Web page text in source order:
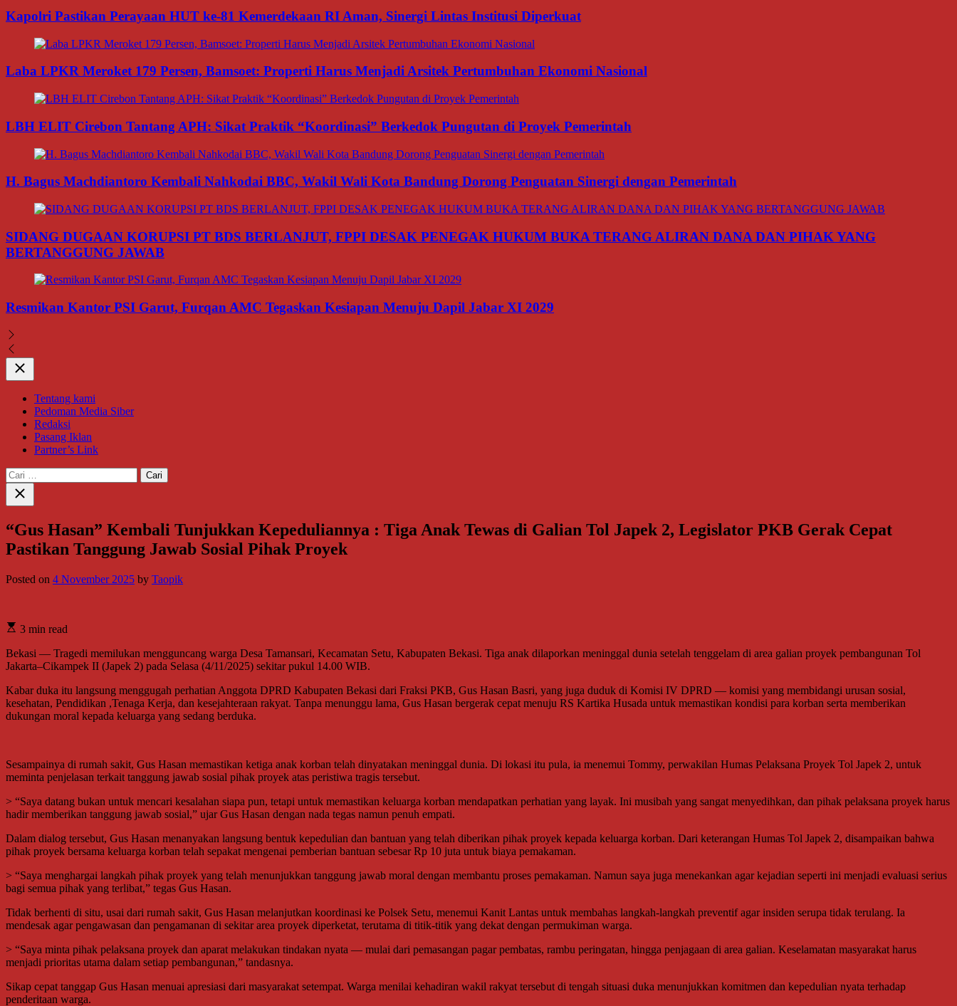
Kapolri Pastikan Perayaan HUT ke-81 Kemerdekaan RI Aman, Sinergi Lintas Institusi Diperkuat
Laba LPKR Meroket 179 Persen, Bamsoet: Properti Harus Menjadi Arsitek Pertumbuhan Ekonomi Nasional
LBH ELIT Cirebon Tantang APH: Sikat Praktik “Koordinasi” Berkedok Pungutan di Proyek Pemerintah
H. Bagus Machdiantoro Kembali Nahkodai BBC, Wakil Wali Kota Bandung Dorong Penguatan Sinergi dengan Pemerintah
SIDANG DUGAAN KORUPSI PT BDS BERLANJUT, FPPI DESAK PENEGAK HUKUM BUKA TERANG ALIRAN DANA DAN PIHAK YANG
BERTANGGUNG JAWAB
Resmikan Kantor PSI Garut, Furqan AMC Tegaskan Kesiapan Menuju Dapil Jabar XI 2029
Close
Tentang kami
Pedoman Media Siber
Redaksi
Pasang Iklan
Partner’s Link
Cari
untuk:
Close
search
“Gus Hasan” Kembali Tunjukkan Kepeduliannya : Tiga Anak Tewas di Galian Tol Japek 2, Legislator PKB Gerak Cepat
Pastikan Tanggung Jawab Sosial Pihak Proyek
Posted on 4 November 2025 by Taopik
3 min read
Bekasi — Tragedi memilukan mengguncang warga Desa Tamansari, Kecamatan Setu, Kabupaten Bekasi. Tiga anak dilaporkan meninggal dunia setelah tenggelam di area galian proyek pembangunan Tol
Jakarta–Cikampek II (Japek 2) pada Selasa (4/11/2025) sekitar pukul 14.00 WIB.
Kabar duka itu langsung menggugah perhatian Anggota DPRD Kabupaten Bekasi dari Fraksi PKB, Gus Hasan Basri, yang juga duduk di Komisi IV DPRD — komisi yang membidangi urusan sosial,
kesehatan, Pendidikan ,Tenaga Kerja, dan kesejahteraan rakyat. Tanpa menunggu lama, Gus Hasan bergerak cepat menuju RS Kartika Husada untuk memastikan kondisi para korban serta memberikan
dukungan moral kepada keluarga yang sedang berduka.
Sesampainya di rumah sakit, Gus Hasan memastikan ketiga anak korban telah dinyatakan meninggal dunia. Di lokasi itu pula, ia menemui Tommy, perwakilan Humas Pelaksana Proyek Tol Japek 2, untuk
meminta penjelasan terkait tanggung jawab sosial pihak proyek atas peristiwa tragis tersebut.
> “Saya datang bukan untuk mencari kesalahan siapa pun, tetapi untuk memastikan keluarga korban mendapatkan perhatian yang layak. Ini musibah yang sangat menyedihkan, dan pihak pelaksana proyek harus
hadir memberikan tanggung jawab sosial,” ujar Gus Hasan dengan nada tegas namun penuh empati.
Dalam dialog tersebut, Gus Hasan menanyakan langsung bentuk kepedulian dan bantuan yang telah diberikan pihak proyek kepada keluarga korban. Dari keterangan Humas Tol Japek 2, disampaikan bahwa
pihak proyek bersama keluarga korban telah sepakat mengenai pemberian bantuan sebesar Rp 10 juta untuk biaya pemakaman.
> “Saya menghargai langkah pihak proyek yang telah menunjukkan tanggung jawab moral dengan membantu proses pemakaman. Namun saya juga menekankan agar kejadian seperti ini menjadi evaluasi serius
bagi semua pihak yang terlibat,” tegas Gus Hasan.
Tidak berhenti di situ, usai dari rumah sakit, Gus Hasan melanjutkan koordinasi ke Polsek Setu, menemui Kanit Lantas untuk membahas langkah-langkah preventif agar insiden serupa tidak terulang. Ia
mendesak agar pengawasan dan pengamanan di sekitar area proyek diperketat, terutama di titik-titik yang dekat dengan permukiman warga.
> “Saya minta pihak pelaksana proyek dan aparat melakukan tindakan nyata — mulai dari pemasangan pagar pembatas, rambu peringatan, hingga penjagaan di area galian. Keselamatan masyarakat harus
menjadi prioritas utama dalam setiap pembangunan,” tandasnya.
Sikap cepat tanggap Gus Hasan menuai apresiasi dari masyarakat setempat. Warga menilai kehadiran wakil rakyat tersebut di tengah situasi duka menunjukkan komitmen dan kepedulian nyata terhadap
penderitaan warga.